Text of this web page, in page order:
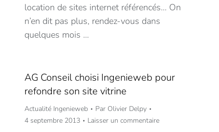
location de sites internet référencés… On
n’en dit pas plus, rendez-vous dans
quelques mois …
AG Conseil choisi Ingenieweb pour
refondre son site vitrine
Actualité Ingenieweb Par Olivier Delpy
4 septembre 2013
Laisser un commentaire